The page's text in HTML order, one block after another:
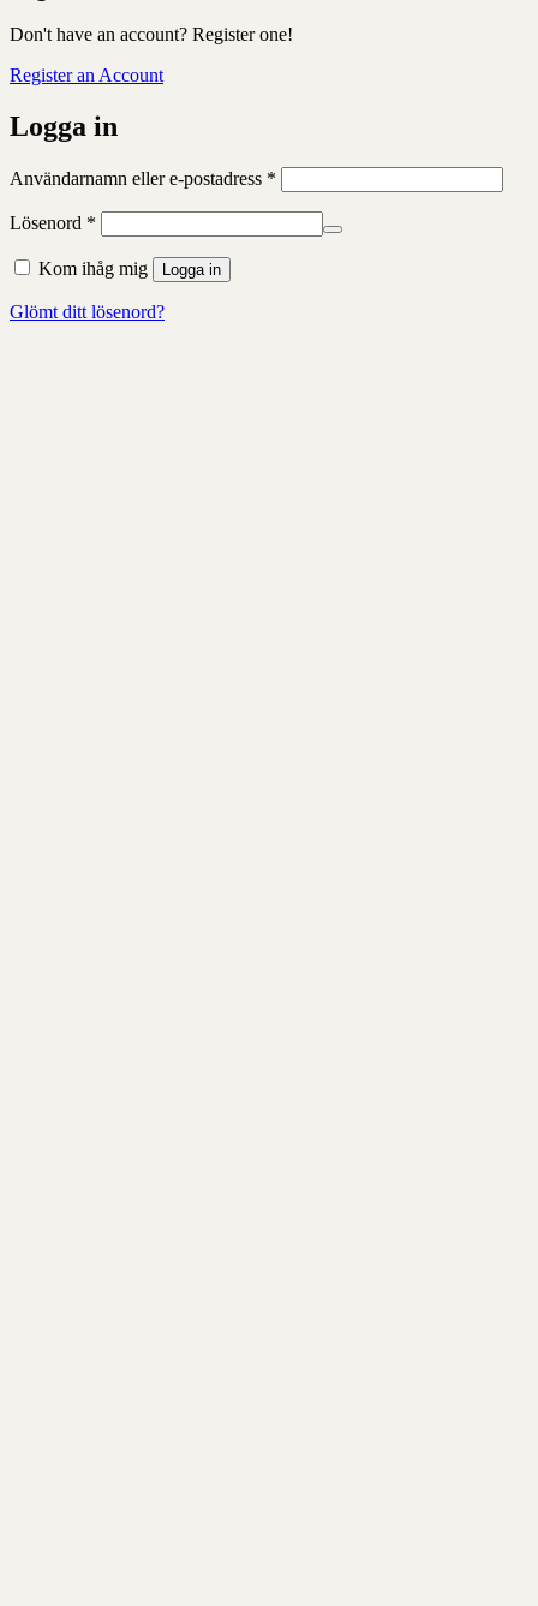
Don't have an account? Register one!
Register an Account
Logga in
Användarnamn eller e-postadress *
Lösenord *
Kom ihåg mig Logga in
Glömt ditt lösenord?